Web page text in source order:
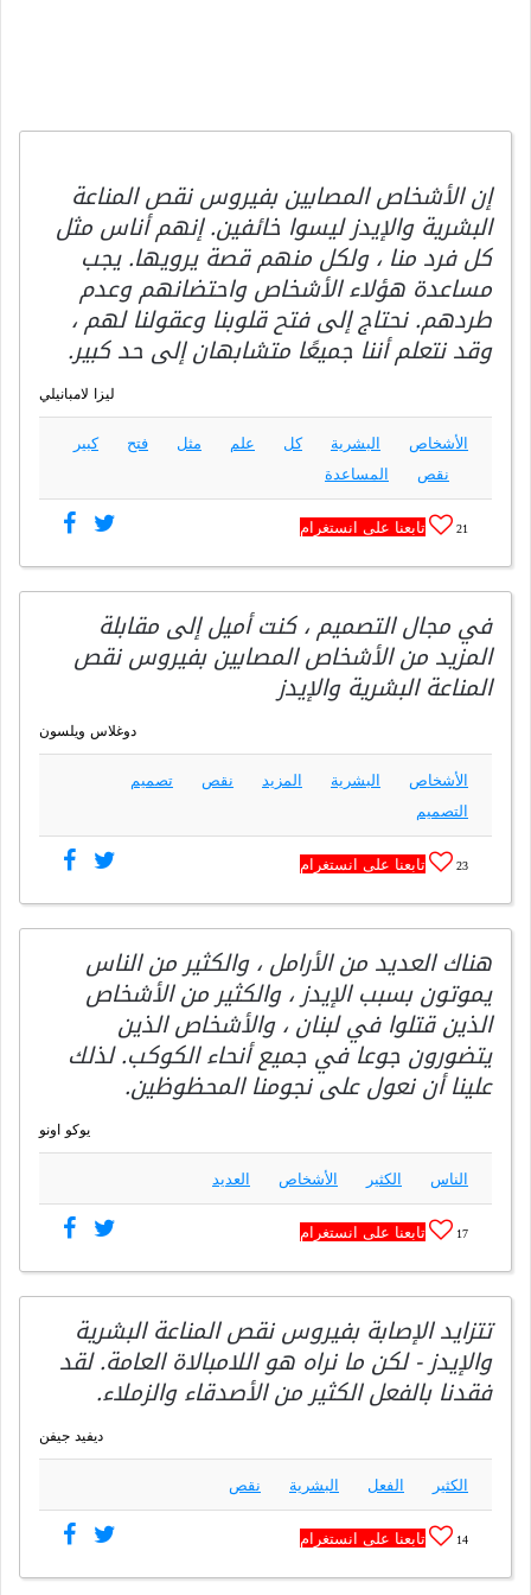
إن الأشخاص المصابين بفيروس نقص المناعة
البشرية والإيدز ليسوا خائفين. إنهم أناس مثل
كل فرد منا ، ولكل منهم قصة يرويها. يجب
مساعدة هؤلاء الأشخاص واحتضانهم وعدم
طردهم. نحتاج إلى فتح قلوبنا وعقولنا لهم ،
وقد نتعلم أننا جميعًا متشابهان إلى حد كبير.
ليزا لامبانيلي
الأشخاص البشرية كل علم مثل فتح
كبير
نقص
المساعدة
21 تابعنا على انستغرام
في مجال التصميم ، كنت أميل إلى مقابلة
المزيد من الأشخاص المصابين بفيروس نقص
المناعة البشرية والإيدز
دوغلاس ويلسون
الأشخاص البشرية المزيد نقص
تصميم
التصميم
23 تابعنا على انستغرام
هناك العديد من الأرامل ، والكثير من الناس
يموتون بسبب الإيدز ، والكثير من الأشخاص
الذين قتلوا في لبنان ، والأشخاص الذين
يتضورون جوعا في جميع أنحاء الكوكب. لذلك
علينا أن نعول على نجومنا المحظوظين.
يوكو اونو
الناس الكثير الأشخاص العديد
17 تابعنا على انستغرام
تتزايد الإصابة بفيروس نقص المناعة البشرية
والإيدز - لكن ما نراه هو اللامبالاة العامة. لقد
فقدنا بالفعل الكثير من الأصدقاء والزملاء.
ديفيد جيفن
الكثير الفعل البشرية نقص
14 تابعنا على انستغرام